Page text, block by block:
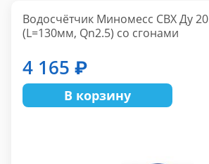
Водосчётчик Миномесс СВХ Ду 20 (холодный)
(L=130мм, Qn2.5) со сгонами
4 165 ₽
В корзину